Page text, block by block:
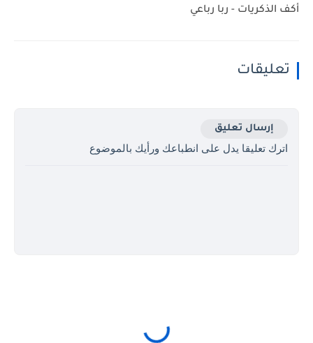
أكف الذكريات - ربا رباعي
تعليقات
إرسال تعليق
اترك تعليقا يدل على انطباعك ورأيك بالموضوع